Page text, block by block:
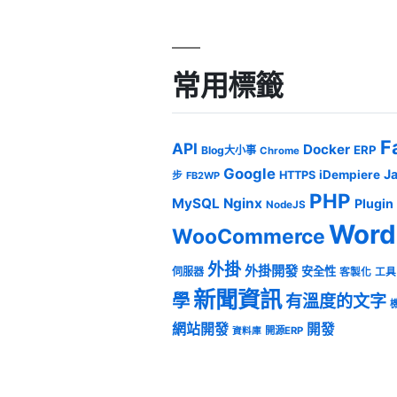
常用標籤
API Blog大小事 Chrome Docker ERP
步 FB2WP Google HTTPS iDempiere
MySQL Nginx NodeJS PHP Plugin
WooCommerce
伺服器 外掛 外掛開發 安全性 客製化 工具
學 新聞資訊有溫度的文字
網站開發 資料庫 開源ERP 開發